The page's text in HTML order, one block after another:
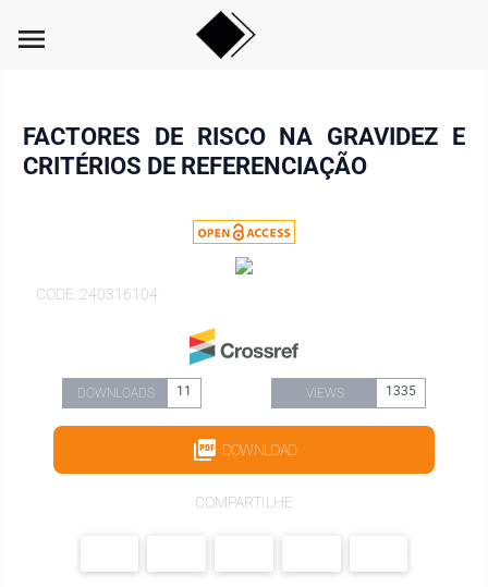
menu
FACTORES DE RISCO NA GRAVIDEZ E
CRITÉRIOS DE REFERENCIAÇÃO
CODE: 240316104
DOWNLOADS 11 VIEWS 1335
DOWNLOAD
COMPARTILHE